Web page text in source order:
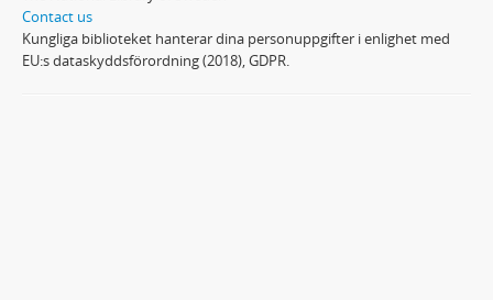
Contact us
Kungliga biblioteket hanterar dina personuppgifter i enlighet med
EU:s dataskyddsförordning (2018), GDPR.